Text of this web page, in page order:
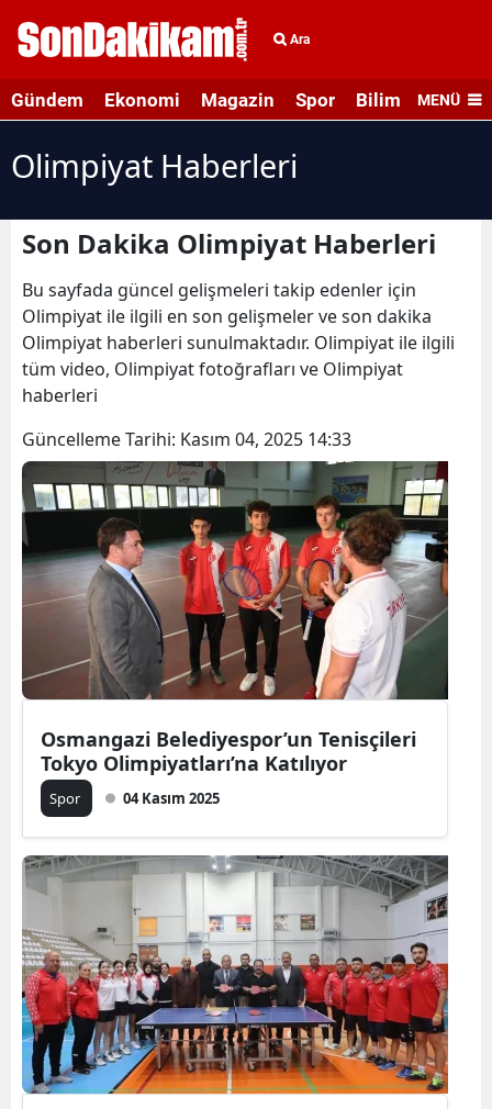
Ara
Gündem Ekonomi Magazin Spor Bilim veMENÜ
Olimpiyat Haberleri
Son Dakika Olimpiyat Haberleri
Bu sayfada güncel gelişmeleri takip edenler için
Olimpiyat ile ilgili en son gelişmeler ve son dakika
Olimpiyat haberleri sunulmaktadır. Olimpiyat ile ilgili
tüm video, Olimpiyat fotoğrafları ve Olimpiyat
haberleri
Güncelleme Tarihi: Kasım 04, 2025 14:33
Osmangazi Belediyespor’un Tenisçileri
Tokyo Olimpiyatları’na Katılıyor
Spor 04 Kasım 2025